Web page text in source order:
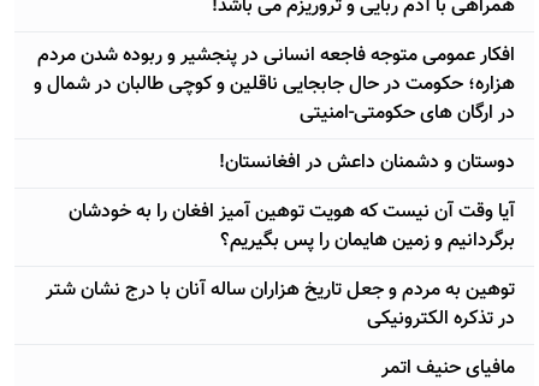
همراهی با آدم ربایی و تروریزم می باشد!
افکار عمومی متوجه فاجعه انسانی در پنجشیر و ربوده شدن مردم
هزاره؛ حکومت در حال جابجایی ناقلین و کوچی طالبان در شمال و
در ارگان های حکومتی-امنیتی
دوستان و دشمنان داعش در افغانستان!
آيا وقت آن نیست که هویت توهین آمیز افغان را به خودشان
برگردانیم و زمین هایمان را پس بگیریم؟
توهین به مردم و جعل تاریخ هزاران ساله آنان با درج نشان شتر
در تذکره الکترونیکی
مافیای حنیف اتمر